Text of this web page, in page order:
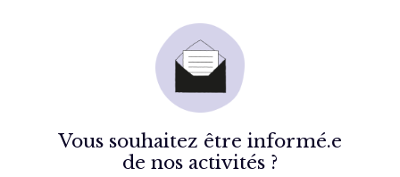
Vous souhaitez être informé.e
de nos activités ?